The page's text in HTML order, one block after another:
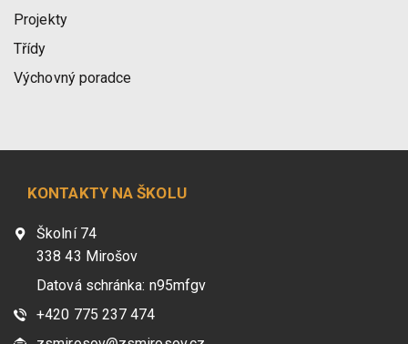
Projekty
Třídy
Výchovný poradce
KONTAKTY NA ŠKOLU
Školní 74
338 43 Mirošov
Datová schránka: n95mfgv
+420 775 237 474